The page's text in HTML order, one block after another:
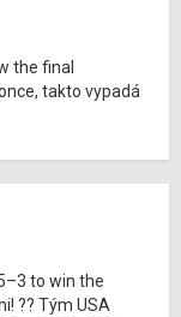
the final
takto vypadá
to win the
?? Tým USA